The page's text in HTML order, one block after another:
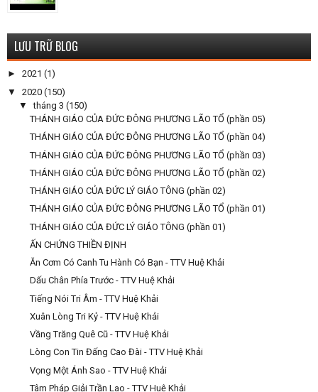
LƯU TRỮ BLOG
► 2021 (1)
▼ 2020 (150)
▼tháng 3 (150)
THÁNH GIÁO CỦA ĐỨC ĐÔNG PHƯƠNG LÃO TỔ (phần 05)
THÁNH GIÁO CỦA ĐỨC ĐÔNG PHƯƠNG LÃO TỔ (phần 04)
THÁNH GIÁO CỦA ĐỨC ĐÔNG PHƯƠNG LÃO TỔ (phần 03)
THÁNH GIÁO CỦA ĐỨC ĐÔNG PHƯƠNG LÃO TỔ (phần 02)
THÁNH GIÁO CỦA ĐỨC LÝ GIÁO TÔNG (phần 02)
THÁNH GIÁO CỦA ĐỨC ĐÔNG PHƯƠNG LÃO TỔ (phần 01)
THÁNH GIÁO CỦA ĐỨC LÝ GIÁO TÔNG (phần 01)
ẤN CHỨNG THIỀN ĐỊNH
Ăn Cơm Có Canh Tu Hành Có Bạn - TTV Huệ Khải
Dấu Chân Phía Trước - TTV Huệ Khải
Tiếng Nói Tri Âm - TTV Huệ Khải
Xuân Lòng Tri Kỷ - TTV Huệ Khải
Vầng Trăng Quê Cũ - TTV Huệ Khải
Lòng Con Tin Đấng Cao Đài - TTV Huệ Khải
Vọng Một Ánh Sao - TTV Huệ Khải
Tâm Pháp Giải Trần Lao - TTV Huệ Khải